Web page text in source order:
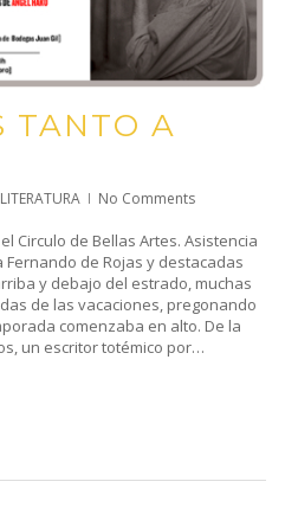
TANTO A
LITERATURA No Comments
Circulo de Bellas Artes. Asistencia
de Rojas y destacadas
y debajo del estrado, muchas
de las vacaciones, pregonando
comenzaba en alto. De la
un escritor totémico por…